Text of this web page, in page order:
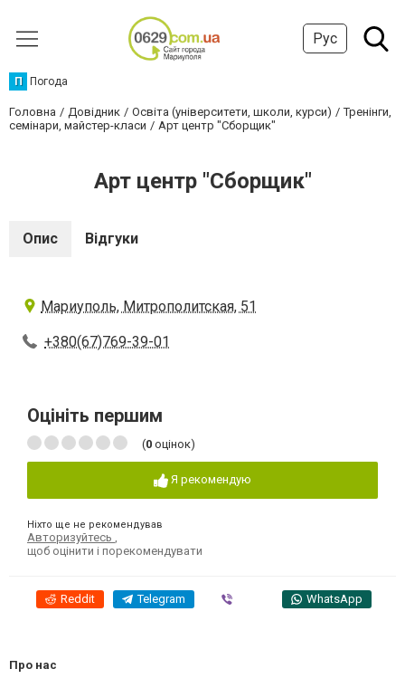
Рус
П Погода
Головна Довідник Освіта (університети, школи, курси)
Тренінги,
семінари, майстер-класи
Арт центр "Сборщик"
Арт центр "Сборщик"
Опис Відгуки
Мариуполь, Митрополитская, 51
+380(67)769-39-01
Оцініть першим
(0 оцінок)
Я рекомендую
Ніхто ще не рекомендував
Авторизуйтесь
щоб оцінити і порекомендувати
Reddit Telegram WhatsApp
Про нас